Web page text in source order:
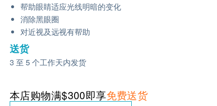
帮助眼睛适应光线明暗的变化
消除黑眼圈
对近视及远视有帮助
送货
3 至 5 个工作天内发货
本店购物满$300即享免费送货